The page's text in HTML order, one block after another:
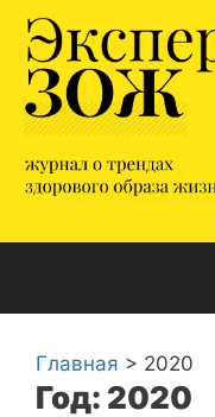
Перейти
содержимому
Главная > 2020
Год: 2020